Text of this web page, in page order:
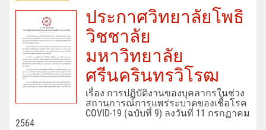
ประกาศวิทยาลัยโพธิ
วิชชาลัย
มหาวิทยาลัย
ศรีนครินทรวิโรฒ
เรื่อง การปฏิบัติงานของบุคลากรในช่วง
สถานการณ์การแพร่ระบาดของเชื้อโรค
COVID-19 (ฉบับที่ 9) ลงวันที่ 11 กรกฏาคม
2564